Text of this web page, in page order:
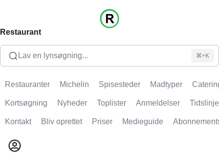
Restaurant
Lav en lynsøgning... ⌘+K
Restauranter Michelin Spisesteder Madtyper
Kortsøgning Nyheder Toplister Anmeldelser Tidslinje
Kontakt Bliv oprettet Priser Medieguide